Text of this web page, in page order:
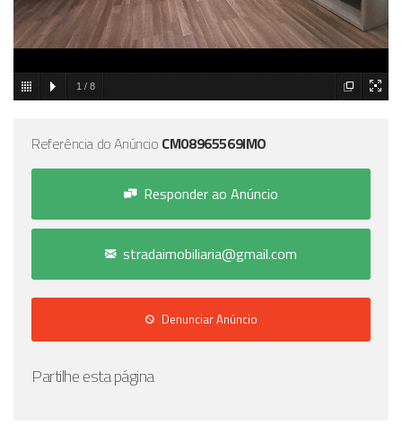
1 / 8
Referência do Anúncio CM08965569IMO
Responder ao Anúncio
stradaimobiliaria@gmail.com
Denunciar Anúncio
Partilhe esta página